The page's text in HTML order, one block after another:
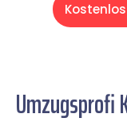
Umzugsprofi